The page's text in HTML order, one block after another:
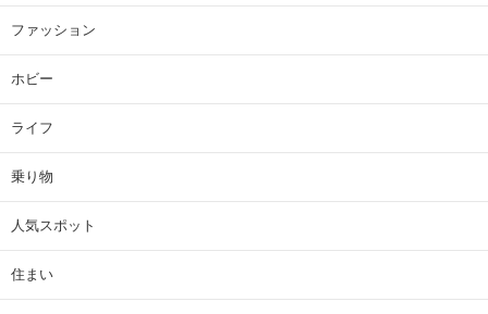
ファッション
ホビー
ライフ
乗り物
人気スポット
住まい